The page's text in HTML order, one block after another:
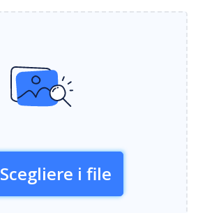
Scegliere i file